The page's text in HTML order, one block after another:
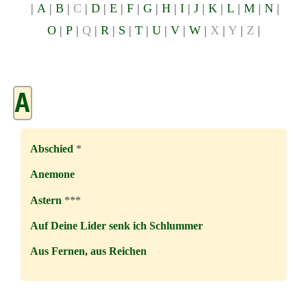
| A | B | C | D | E | F | G | H | I | J | K | L | M | N |
O| P| Q| R| S | T| U| V| W| X| Y| Z |
A
Abschied *
Anemone
Astern ***
Auf Deine Lider senk ich Schlummer
Aus Fernen, aus Reichen